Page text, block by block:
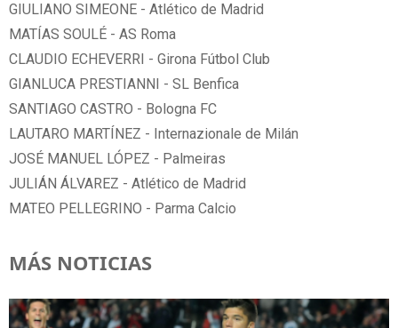
GIULIANO SIMEONE - Atlético de Madrid
MATÍAS SOULÉ - AS Roma
CLAUDIO ECHEVERRI - Girona Fútbol Club
GIANLUCA PRESTIANNI - SL Benfica
SANTIAGO CASTRO - Bologna FC
LAUTARO MARTÍNEZ - Internazionale de Milán
JOSÉ MANUEL LÓPEZ - Palmeiras
JULIÁN ÁLVAREZ - Atlético de Madrid
MATEO PELLEGRINO - Parma Calcio
MÁS NOTICIAS